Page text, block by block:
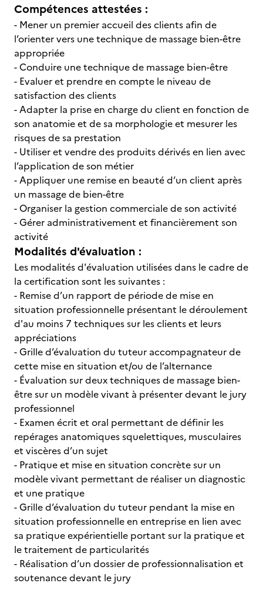
Compétences attestées :
- Mener un premier accueil des clients afin de
l’orienter vers une technique de massage bien-être
appropriée
- Conduire une technique de massage bien-être
- Evaluer et prendre en compte le niveau de
satisfaction des clients
- Adapter la prise en charge du client en fonction de
son anatomie et de sa morphologie et mesurer les
risques de sa prestation
- Utiliser et vendre des produits dérivés en lien avec
l’application de son métier
- Appliquer une remise en beauté d’un client après
un massage de bien-être
- Organiser la gestion commerciale de son activité
- Gérer administrativement et financièrement son
activité
Modalités d'évaluation :
Les modalités d'évaluation utilisées dans le cadre de
la certification sont les suivantes :
- Remise d’un rapport de période de mise en
situation professionnelle présentant le déroulement
d'au moins 7 techniques sur les clients et leurs
appréciations
- Grille d’évaluation du tuteur accompagnateur de
cette mise en situation et/ou de l’alternance
- Évaluation sur deux techniques de massage bien-
être sur un modèle vivant à présenter devant le jury
professionnel
- Examen écrit et oral permettant de définir les
repérages anatomiques squelettiques, musculaires
et viscères d’un sujet
- Pratique et mise en situation concrète sur un
modèle vivant permettant de réaliser un diagnostic
et une pratique
- Grille d’évaluation du tuteur pendant la mise en
situation professionnelle en entreprise en lien avec
sa pratique expérientielle portant sur la pratique et
le traitement de particularités
- Réalisation d’un dossier de professionnalisation et
soutenance devant le jury